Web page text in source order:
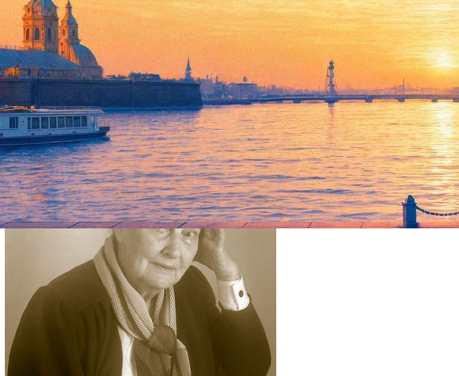
Как сообщает сайт Малого театра РФ, 29 ноября в Москве на 100-м году жизни скончалась Татьяна
Ильинского, старейшая актриса Малого театра.
Татьяна Александровна Еремеева (настоящая фамилия Битрих) родилась 4 июля 1913 года. Творческий
Рязани, Великого Устюга, Белорецка, Татьяна Еремеева приобрела большой профессиональный опыт и
А.В.Луначарского. Еремеевой довелось сыграть одни из лучших ролей мирового классического
Ф.Шиллера), Виолу («Двенадцатая ночь» У.Шекспира), Турандот («Принцесса Турандот» К.Гоцци) и др.